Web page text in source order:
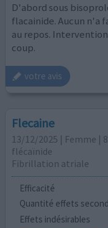
D'abord sous
flacainide. Aucun n'a
au repos.
coup.
votre avis
Flecaine
13/12/2025 | Femme |
flécaïnide
Fibrillation atriale
Efficacité
Quantité effets
Effets indésirables